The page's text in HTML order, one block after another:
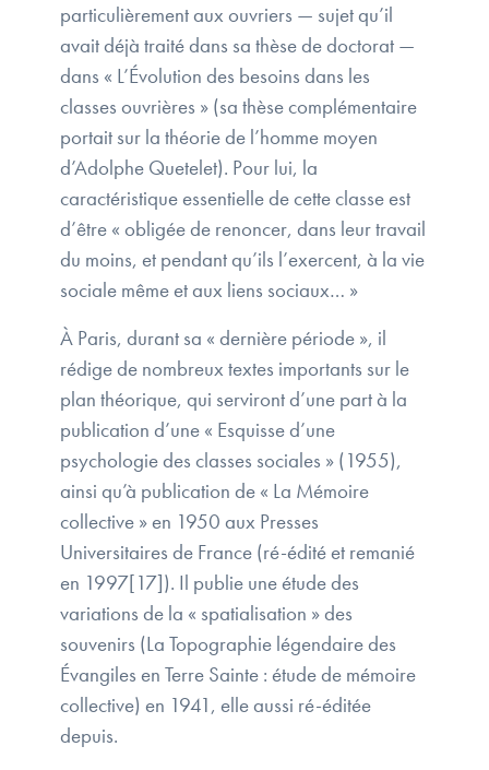
particulièrement aux ouvriers — sujet qu’il
avait déjà traité dans sa thèse de doctorat —
dans « L’Évolution des besoins dans les
classes ouvrières » (sa thèse complémentaire
portait sur la théorie de l’homme moyen
d’Adolphe Quetelet). Pour lui, la
caractéristique essentielle de cette classe est
d’être « obligée de renoncer, dans leur travail
du moins, et pendant qu’ils l’exercent, à la vie
sociale même et aux liens sociaux… »
À Paris, durant sa « dernière période », il
rédige de nombreux textes importants sur le
plan théorique, qui serviront d’une part à la
publication d’une « Esquisse d’une
psychologie des classes sociales » (1955),
ainsi qu’à publication de « La Mémoire
collective » en 1950 aux Presses
Universitaires de France (ré-édité et remanié
en 1997[17]). Il publie une étude des
variations de la « spatialisation » des
souvenirs (La Topographie légendaire des
Évangiles en Terre Sainte : étude de mémoire
collective) en 1941, elle aussi ré-éditée
depuis.